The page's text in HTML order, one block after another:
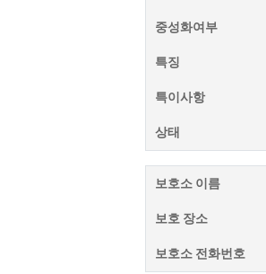
중성화여부
특징
특이사항
상태
보호소 이름
보호 장소
보호소 전화번호